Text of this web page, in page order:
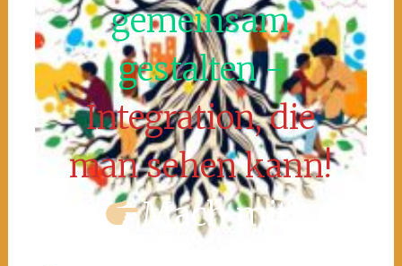
gemeinsam
gestalten -
Integration, die
man sehen kann!
Mach mit!